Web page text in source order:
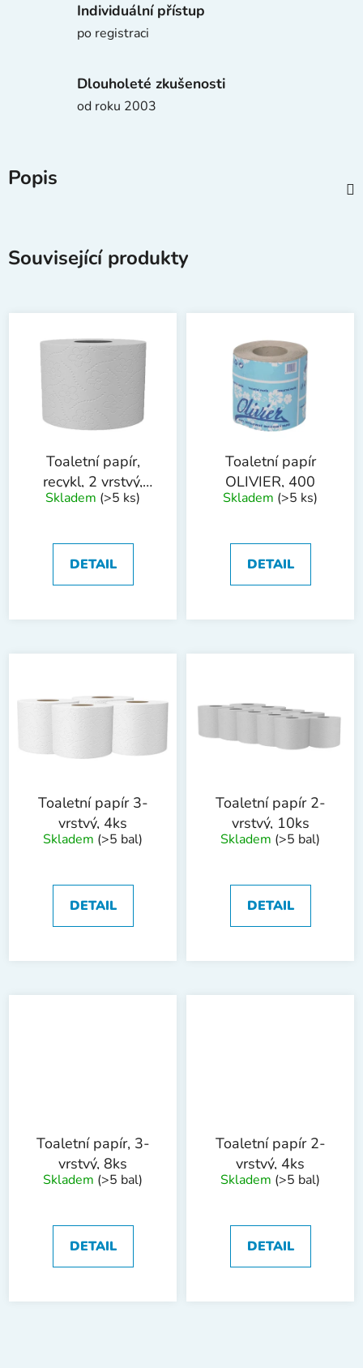
Individuální přístup
po registraci
Dlouholeté zkušenosti
od roku 2003
Popis
Související produkty
Toaletní papír,
recykl, 2 vrstvý,
69m
Skladem (>5 ks)
DETAIL
Toaletní papír
OLIVIER, 400
Skladem (>5 ks)
DETAIL
Toaletní papír 3-
vrstvý, 4ks
Skladem (>5 bal)
DETAIL
Toaletní papír 2-
vrstvý, 10ks
Skladem (>5 bal)
DETAIL
Toaletní papír, 3-
vrstvý, 8ks
Skladem (>5 bal)
DETAIL
Toaletní papír 2-
vrstvý, 4ks
Skladem (>5 bal)
DETAIL